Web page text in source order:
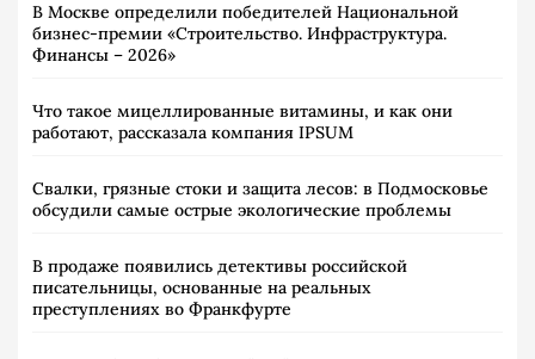
В Москве определили победителей Национальной
бизнес-премии «Строительство. Инфраструктура.
Финансы – 2026»
Что такое мицеллированные витамины, и как они
работают, рассказала компания IPSUM
Свалки, грязные стоки и защита лесов: в Подмосковье
обсудили самые острые экологические проблемы
В продаже появились детективы российской
писательницы, основанные на реальных
преступлениях во Франкфурте